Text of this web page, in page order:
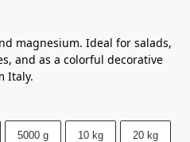
magnesium. Ideal for salads,
and as a colorful decorative
Italy.
5000 g 10 kg 20 kg